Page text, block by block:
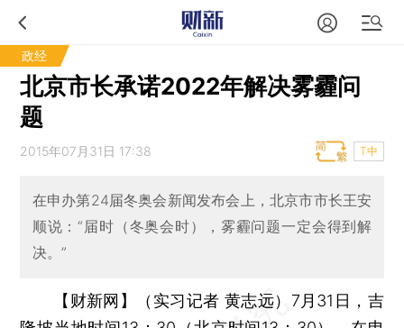
政经
北京市长承诺2022年解决雾霾问
题
2015年07月31日 17:38 T中
在申办第24届冬奥会新闻发布会上，北京市市长王安
顺说：“届时（冬奥会时），雾霾问题一定会得到解
决。”
【财新网】（实习记者 黄志远） 7月31日，吉